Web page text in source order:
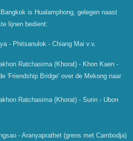
is Hualamphong, gelegen naast
lijnen bedient:
- Phitsanulok - Chiang Mai v.v.
Ratchasima (Khorat) - Khon Kaen -
'Friendship Bridge' over de Mekong naar
Ratchasima (Khorat) - Surin - Ubon
- Aranyaprathet (grens met Cambodja)